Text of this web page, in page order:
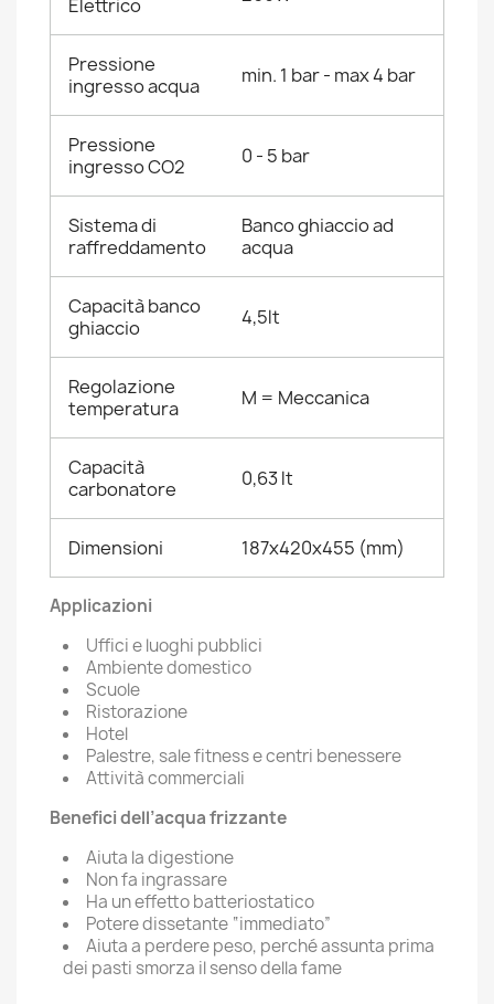
Elettrico
Pressione
ingresso acqua
min. 1 bar - max 4 bar
Pressione
ingresso CO2
0 - 5 bar
Sistema di
raffreddamento
Banco ghiaccio ad
acqua
Capacità banco
ghiaccio
4,5lt
Regolazione
temperatura
M = Meccanica
Capacità
carbonatore
0,63 lt
Dimensioni 187x420x455 (mm)
Applicazioni
Uffici e luoghi pubblici
Ambiente domestico
Scuole
Ristorazione
Hotel
Palestre, sale fitness e centri benessere
Attività commerciali
Benefici dell’acqua frizzante
Aiuta la digestione
Non fa ingrassare
Ha un effetto batteriostatico
Potere dissetante “immediato”
Aiuta a perdere peso, perché assunta prima
dei pasti smorza il senso della fame